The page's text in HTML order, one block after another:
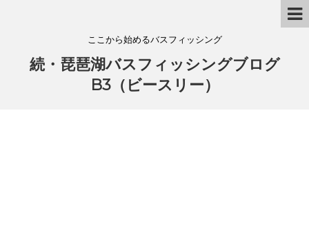
ここから始めるバスフィッシング
続・琵琶湖バスフィッシングブログ
B3（ビースリー）